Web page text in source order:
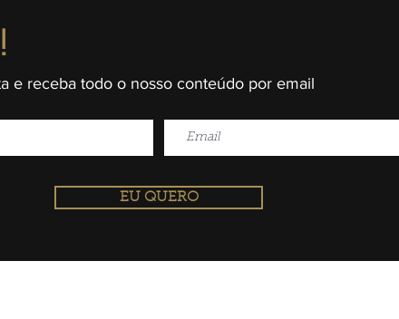
e receba todo o nosso conteúdo por email
EU QUERO